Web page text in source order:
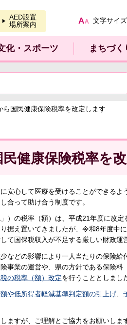
AED設置
場所案内
文字サイ
化・スポーツ まちづ
ら国民健康保険税率を改定します
健康保険税率を
安心して医療を受けることができる
合って助け合う制度です。
）の税率（額）は、平成21年度に改
据え置いてきましたが、令和8年度中
て国保税収入が不足する厳しい財政運
などの影響により一人当たりの保険給
事業の運営や、県の方針である保険
の税率（額）改定を行うこととしまし
や低所得者軽減基準判定額の引上げ
ますが、ご理解とご協力をお願いしま